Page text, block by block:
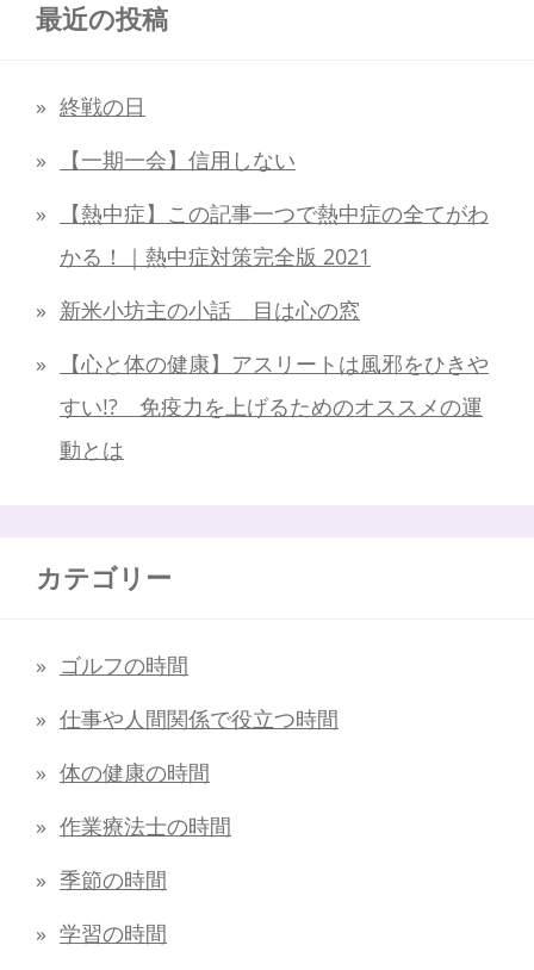
最近の投稿
終戦の日
【一期一会】信用しない
【熱中症】この記事一つで熱中症の全てがわ
かる！｜熱中症対策完全版 2021
新米小坊主の小話 目は心の窓
【心と体の健康】アスリートは風邪をひきや
すい!? 免疫力を上げるためのオススメの運
動とは
カテゴリー
ゴルフの時間
仕事や人間関係で役立つ時間
体の健康の時間
作業療法士の時間
季節の時間
学習の時間